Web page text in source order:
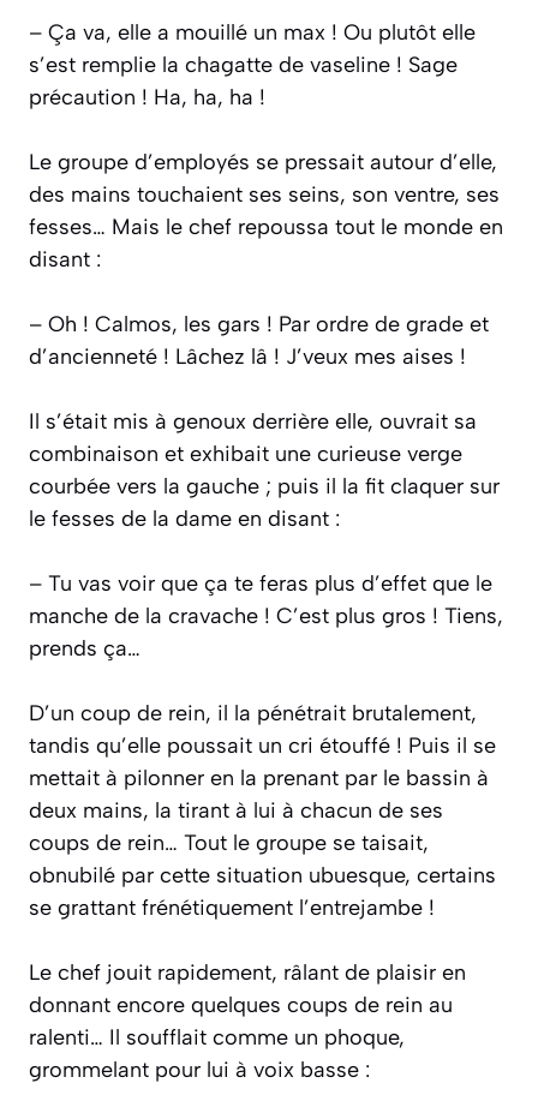
– Ça va, elle a mouillé un max ! Ou plutôt elle
s’est remplie la chagatte de vaseline ! Sage
précaution ! Ha, ha, ha !
Le groupe d’employés se pressait autour d’elle,
des mains touchaient ses seins, son ventre, ses
fesses… Mais le chef repoussa tout le monde en
disant :
– Oh ! Calmos, les gars ! Par ordre de grade et
d’ancienneté ! Lâchez lâ ! J’veux mes aises !
Il s’était mis à genoux derrière elle, ouvrait sa
combinaison et exhibait une curieuse verge
courbée vers la gauche ; puis il la fit claquer sur
le fesses de la dame en disant :
– Tu vas voir que ça te feras plus d’effet que le
manche de la cravache ! C’est plus gros ! Tiens,
prends ça…
D’un coup de rein, il la pénétrait brutalement,
tandis qu’elle poussait un cri étouffé ! Puis il se
mettait à pilonner en la prenant par le bassin à
deux mains, la tirant à lui à chacun de ses
coups de rein… Tout le groupe se taisait,
obnubilé par cette situation ubuesque, certains
se grattant frénétiquement l’entrejambe !
Le chef jouit rapidement, râlant de plaisir en
donnant encore quelques coups de rein au
ralenti… Il soufflait comme un phoque,
grommelant pour lui à voix basse :